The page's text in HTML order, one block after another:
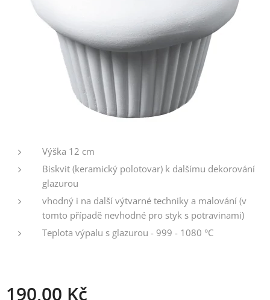
Výška 12 cm
Biskvit (keramický polotovar) k dalšímu dekorování
glazurou
vhodný i na další výtvarné techniky a malování (v
tomto případě nevhodné pro styk s potravinami)
Teplota výpalu s glazurou - 999 - 1080 °C
190,00 Kč